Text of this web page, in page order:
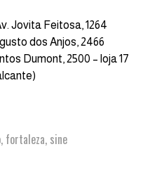
Jovita Feitosa, 1264
dos Anjos, 2466
Dumont, 2500 – loja 17
, fortaleza, sine